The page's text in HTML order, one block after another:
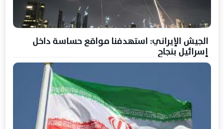
الجيش الإيراني: استهدفنا مواقع حساسة داخل
إسرائيل بنجاح